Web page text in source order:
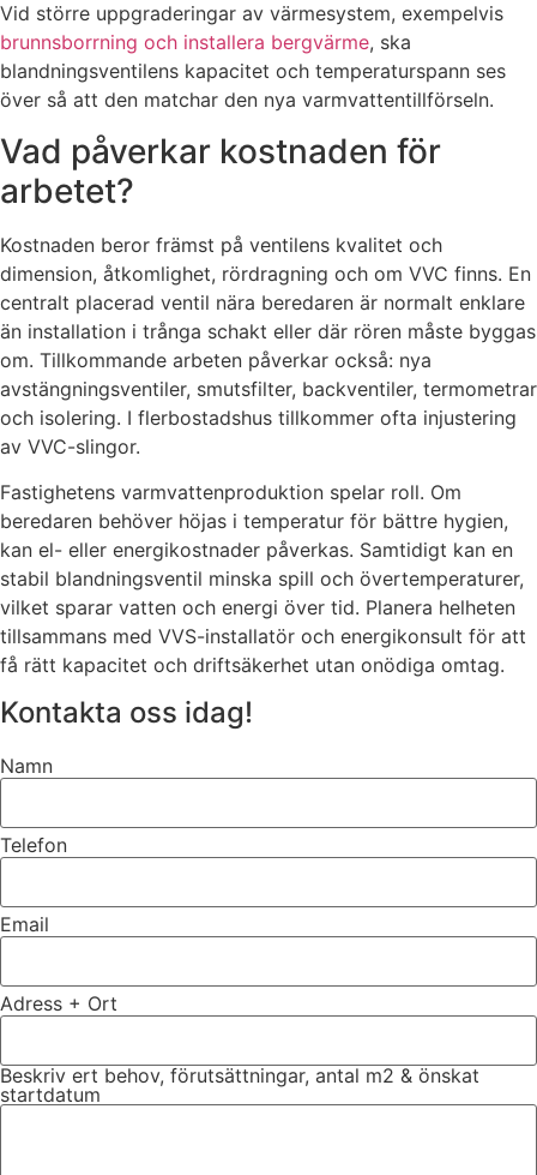
Vid större uppgraderingar av värmesystem, exempelvis
brunnsborrning och installera bergvärme, ska
blandningsventilens kapacitet och temperaturspann ses
över så att den matchar den nya varmvattentillförseln.
Vad påverkar kostnaden för
arbetet?
Kostnaden beror främst på ventilens kvalitet och
dimension, åtkomlighet, rördragning och om VVC finns. En
centralt placerad ventil nära beredaren är normalt enklare
än installation i trånga schakt eller där rören måste byggas
om. Tillkommande arbeten påverkar också: nya
avstängningsventiler, smutsfilter, backventiler, termometrar
och isolering. I flerbostadshus tillkommer ofta injustering
av VVC-slingor.
Fastighetens varmvattenproduktion spelar roll. Om
beredaren behöver höjas i temperatur för bättre hygien,
kan el- eller energikostnader påverkas. Samtidigt kan en
stabil blandningsventil minska spill och övertemperaturer,
vilket sparar vatten och energi över tid. Planera helheten
tillsammans med VVS-installatör och energikonsult för att
få rätt kapacitet och driftsäkerhet utan onödiga omtag.
Kontakta oss idag!
Namn
Telefon
Email
Adress + Ort
Beskriv ert behov, förutsättningar, antal m2 & önskat
startdatum